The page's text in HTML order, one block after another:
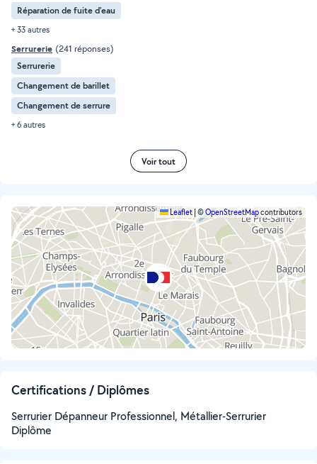
Réparation de fuite d'eau
+ 33 autres
Serrurerie (241 réponses)
Serrurerie
Changement de barillet
Changement de serrure
+ 6 autres
Voir tout
Leaflet ©OpenStreetMapcontributors
Certifications / Diplômes
Serrurier Dépanneur Professionnel, Métallier-Serrurier
Diplôme